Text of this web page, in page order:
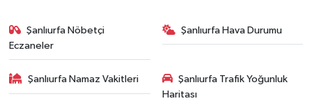
Şanlıurfa Nöbetçi
Eczaneler
Şanlıurfa Hava Durumu
Şanlıurfa Namaz Vakitleri
Şanlıurfa Trafik Yoğunluk
Haritası